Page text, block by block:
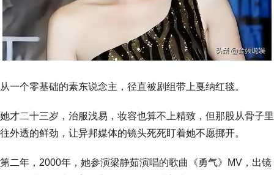
从一个零基础的素东说念主，径直被剧组带上戛纳红毯。
她才二十三岁，治服浅易，妆容也算不上精致，但那股从骨子里
往外透的鲜劲，让异邦媒体的镜头死死盯着她不愿挪开。
第二年，2000年，她参演梁静茹演唱的歌曲《勇气》MV，出镜